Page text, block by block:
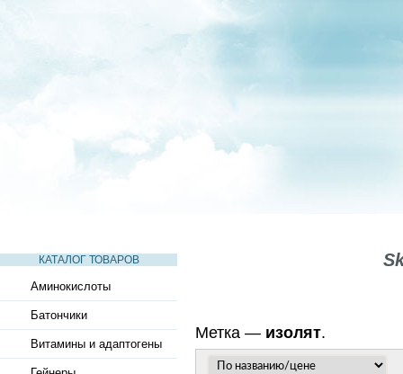
КАТАЛОГ ТОВАРОВ
Аминокислоты
Батончики
Витамины и адаптогены
Метка — изолят.